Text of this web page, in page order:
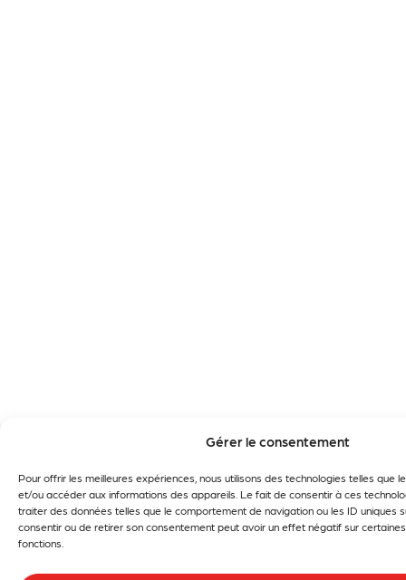
Gérer le consentement
Pour offrir les meilleures expériences, nous utilisons des technologies telles que
et/ou accéder aux informations des appareils. Le fait de consentir à ces
traiter des données telles que le comportement de navigation ou les ID uniques
consentir ou de retirer son consentement peut avoir un effet négatif sur
fonctions.